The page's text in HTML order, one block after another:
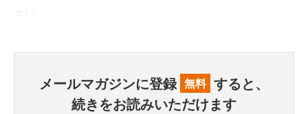
メールマガジンに登録 無料 すると、
続きをお読みいただけます